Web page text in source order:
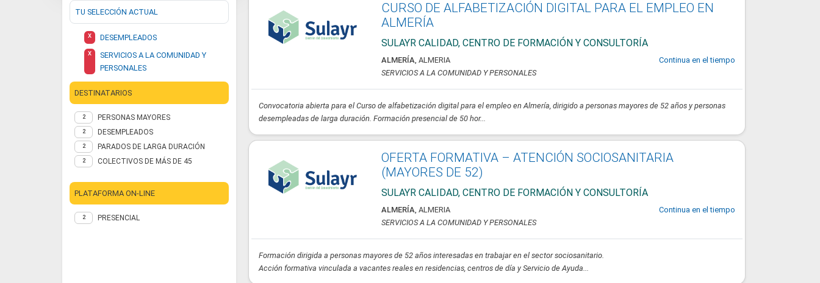
TU SELECCIÓN ACTUAL
X DESEMPLEADOS
X
SERVICIOS A LA COMUNIDAD Y
PERSONALES
DESTINATARIOS
2 PERSONAS MAYORES
2 DESEMPLEADOS
2 PARADOS DE LARGA DURACIÓN
2 COLECTIVOS DE MÁS DE 45
PLATAFORMA ON-LINE
2 PRESENCIAL
CURSO DE ALFABETIZACIÓN DIGITAL PARA EL EMPLEO EN
ALMERÍA
SULAYR CALIDAD, CENTRO DE FORMACIÓN Y CONSULTORÍA
ALMERÍA,ALMERIA
Continua en el tiempo
SERVICIOS A LA COMUNIDAD Y PERSONALES
Convocatoria abierta para el Curso de alfabetización digital para el empleo en Almería, dirigido a personas mayores de 52 años y personas
desempleadas de larga duración. Formación presencial de 50 hor...
OFERTA FORMATIVA – ATENCIÓN SOCIOSANITARIA
(MAYORES DE 52)
SULAYR CALIDAD, CENTRO DE FORMACIÓN Y CONSULTORÍA
ALMERÍA,ALMERIA
Continua en el tiempo
SERVICIOS A LA COMUNIDAD Y PERSONALES
Formación dirigida a personas mayores de 52 años interesadas en trabajar en el sector sociosanitario.
Acción formativa vinculada a vacantes reales en residencias, centros de día y Servicio de Ayuda...